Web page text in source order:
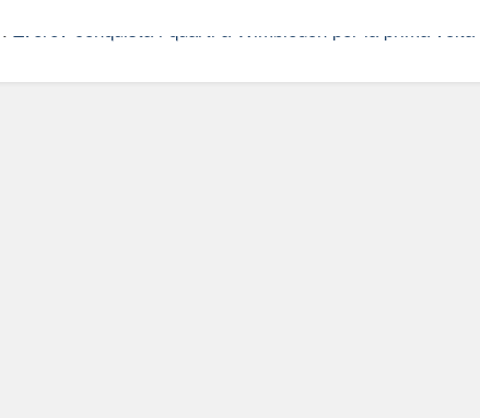
: Zverev conquista i quarti a Wimbledon per la prima volta